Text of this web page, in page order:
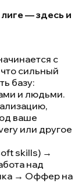
— здесь и
с
сильный
базу:
и людьми.
ваше
или другое
skills) →
над
→ Оффер на